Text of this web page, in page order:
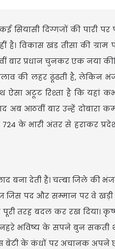
दिग्गजों की पारी पर
विकास खंड तीसा की ग्राम
प्रधान चुनकर एक नया
की लहर ढूंढती है, लेकिन
अटूट रिश्ता है कि यहां
आठवीं बार उन्हें दोबारा
724 के भारी अंतर से हराकर
देती हैं। चम्बा जिले की
पद और सम्मान पर वे खड़ी
तरह बदल कर रख दिया।
भविष्य के सपने बुन सकती
के कंधों पर अचानक अपने